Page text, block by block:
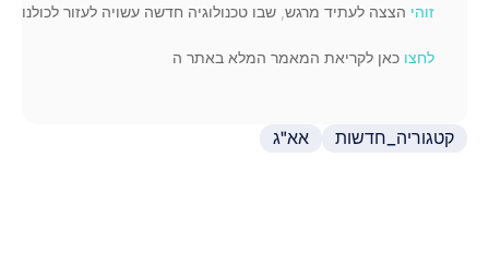
זוהי הצצה לעתיד מרגש שבו טכנולוגיה חדשה עשויה לעזור לכולנו
לחצו כאן לקריאת המאמר המלא באתר ה
קטגוריה_חדשות אא"ג